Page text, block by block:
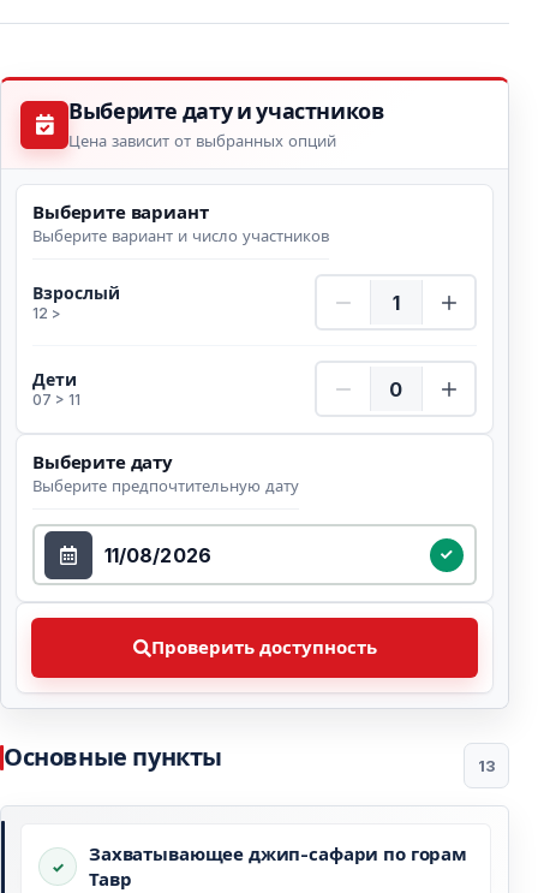
Выберите дату и участников
Цена зависит от выбранных опций
Выберите вариант
Выберите вариант и число участников
Взрослый
12 >
Взрослый Количество
Дети
07 > 11
Дети Количество
Выберите дату
Выберите предпочтительную дату
Выберите дату
Проверить доступность
Проверить доступность Выберите
Основные пункты 13
Захватывающее джип-сафари по горам
Тавр